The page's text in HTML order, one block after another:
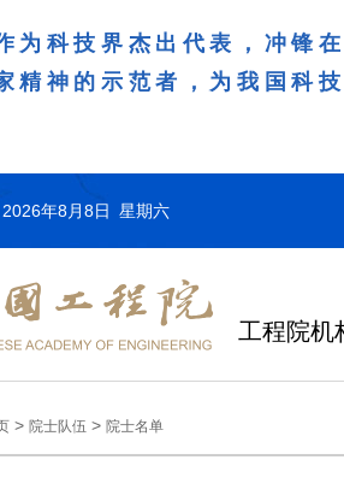
为科技界杰出代表，冲锋
精神的示范者，为我国科
2026年8月8日 星期六
工程院机
> 院士队伍 > 院士名单